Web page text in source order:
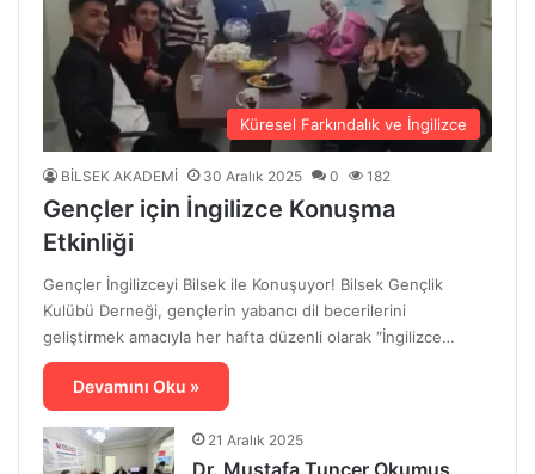
Küresel Farkındalık ve İngilizce
BİLSEK AKADEMİ 30 Aralık 2025 0 182
Gençler için İngilizce Konuşma
Etkinliği
Gençler İngilizceyi Bilsek ile Konuşuyor! Bilsek Gençlik
Kulübü Derneği, gençlerin yabancı dil becerilerini
geliştirmek amacıyla her hafta düzenli olarak “İngilizce…
Devamını Oku »
21 Aralık 2025